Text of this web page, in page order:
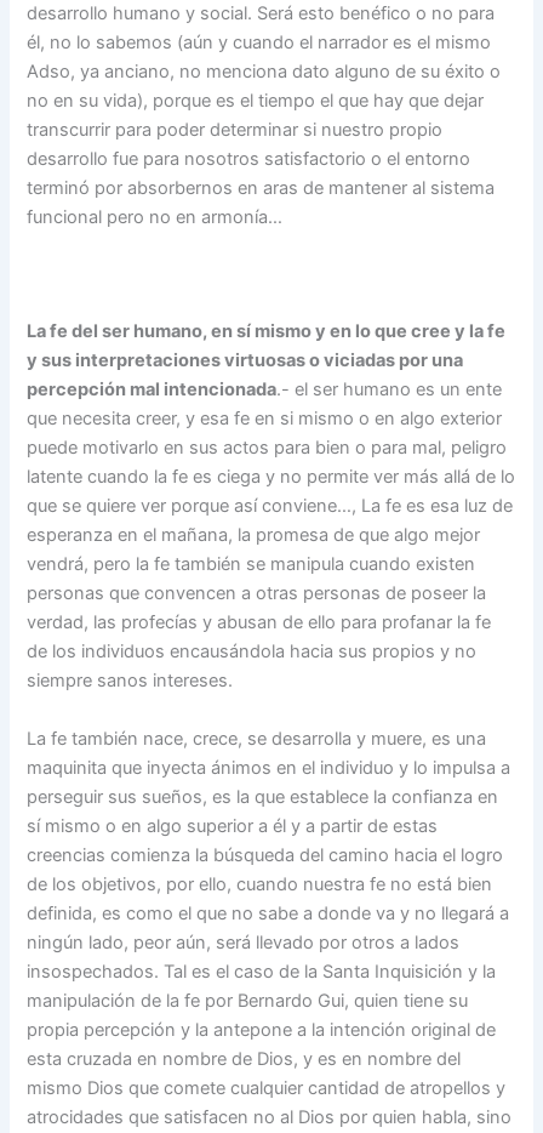
desarrollo humano y social. Será esto benéfico o no para
él, no lo sabemos (aún y cuando el narrador es el mismo
Adso, ya anciano, no menciona dato alguno de su éxito o
no en su vida), porque es el tiempo el que hay que dejar
transcurrir para poder determinar si nuestro propio
desarrollo fue para nosotros satisfactorio o el entorno
terminó por absorbernos en aras de mantener al sistema
funcional pero no en armonía…
La fe del ser humano, en sí mismo y en lo que cree y la fe
y sus interpretaciones virtuosas o viciadas por una
percepción mal intencionada.- el ser humano es un ente
que necesita creer, y esa fe en si mismo o en algo exterior
puede motivarlo en sus actos para bien o para mal, peligro
latente cuando la fe es ciega y no permite ver más allá de lo
que se quiere ver porque así conviene…, La fe es esa luz de
esperanza en el mañana, la promesa de que algo mejor
vendrá, pero la fe también se manipula cuando existen
personas que convencen a otras personas de poseer la
verdad, las profecías y abusan de ello para profanar la fe
de los individuos encausándola hacia sus propios y no
siempre sanos intereses.
La fe también nace, crece, se desarrolla y muere, es una
maquinita que inyecta ánimos en el individuo y lo impulsa a
perseguir sus sueños, es la que establece la confianza en
sí mismo o en algo superior a él y a partir de estas
creencias comienza la búsqueda del camino hacia el logro
de los objetivos, por ello, cuando nuestra fe no está bien
definida, es como el que no sabe a donde va y no llegará a
ningún lado, peor aún, será llevado por otros a lados
insospechados. Tal es el caso de la Santa Inquisición y la
manipulación de la fe por Bernardo Gui, quien tiene su
propia percepción y la antepone a la intención original de
esta cruzada en nombre de Dios, y es en nombre del
mismo Dios que comete cualquier cantidad de atropellos y
atrocidades que satisfacen no al Dios por quien habla, sino